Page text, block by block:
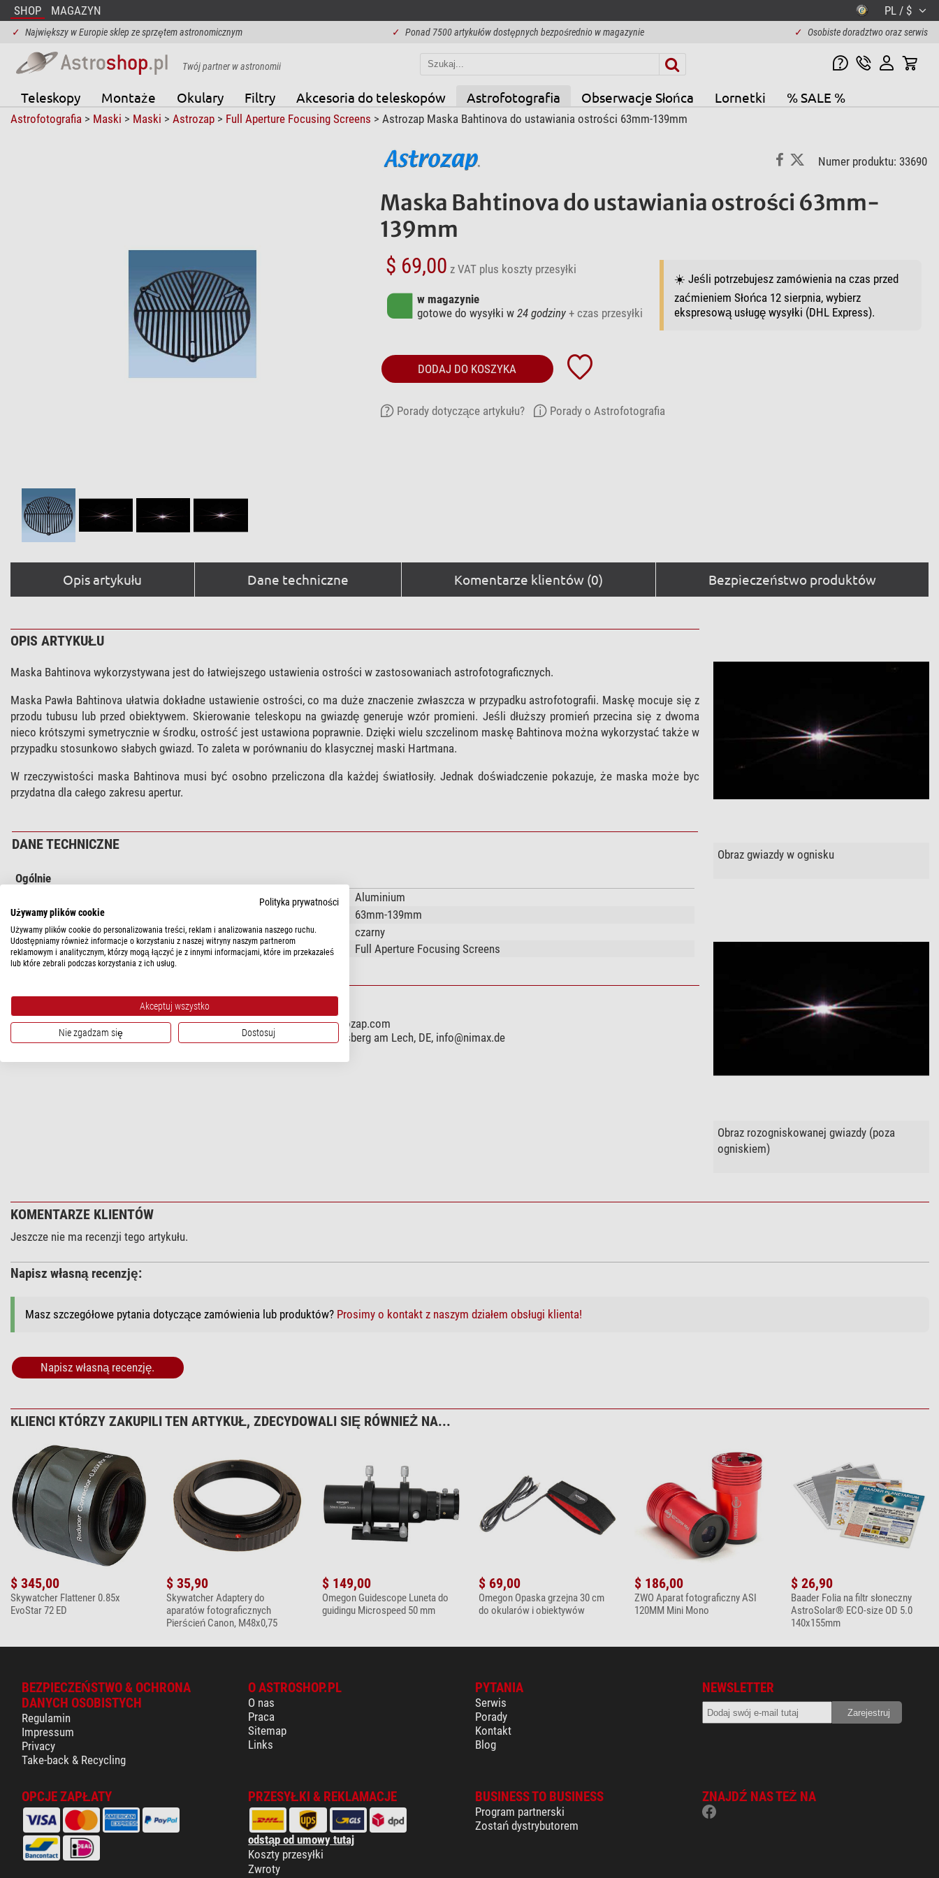
SHOP MAGAZYN PL / $
✓ Największy w Europie sklep ze sprzętem astronomicznym ✓ Ponad 7500 artykułów dostępnych bezpośrednio w magazynie ✓ Osobiste doradztwo oraz serwis
Twój partner w astronomii
Teleskopy Montaże Okulary Filtry Akcesoria do teleskopów Astrofotografia Obserwacje Słońca Lornetki % SALE %
Astrofotografia > Maski > Maski > Astrozap> Full Aperture Focusing Screens > Astrozap Maska Bahtinova do ustawiania ostrości 63mm-139mm
Numer produktu: 33690
Maska Bahtinova do ustawiania ostrości 63mm-
139mm
$ 69,00 z VAT plus koszty przesyłki
w magazynie
gotowe do wysyłki w 24 godziny + czas przesyłki
☀️ Jeśli potrzebujesz zamówienia na czas przed
zaćmieniem Słońca 12 sierpnia, wybierz
ekspresową usługę wysyłki (DHL Express).
DODAJ DO KOSZYKA
Porady dotyczące artykułu? Porady o Astrofotografia
Opis artykułu Dane techniczne Komentarze klientów (0) Bezpieczeństwo produktów
OPIS ARTYKUŁU
Maska Bahtinova wykorzystywana jest do łatwiejszego ustawienia ostrości w zastosowaniach astrofotograficznych.
Maska Pawła Bahtinova ułatwia dokładne ustawienie ostrości, co ma duże znaczenie zwłaszcza w przypadku astrofotografii. Maskę mocuje się z
przodu tubusu lub przed obiektywem. Skierowanie teleskopu na gwiazdę generuje wzór promieni. Jeśli dłuższy promień przecina się z dwoma
nieco krótszymi symetrycznie w środku, ostrość jest ustawiona poprawnie. Dzięki wielu szczelinom maskę Bahtinova można wykorzystać także w
przypadku stosunkowo słabych gwiazd. To zaleta w porównaniu do klasycznej maski Hartmana.
W rzeczywistości maska Bahtinova musi być osobno przeliczona dla każdej światłosiły. Jednak doświadczenie pokazuje, że maska może byc
przydatna dla całego zakresu apertur.
DANE TECHNICZNE
Ogólnie
Aluminium
Średnica (mm)
63mm-139mm
Kolor
czarny
Seria
Full Aperture Focusing Screens
BEZPIECZEŃSTWO PRODUKTÓW
Producent: Astrozap, P.O. Box 502, Ohio 44107 Lakewood, US, www.astrozap.com
Osoba odpowiedzialna:
NIMAX GmbH, Otto-Lilienthal-Str. 9, 86899 Landsberg am Lech, DE, info@nimax.de
Obraz gwiazdy w ognisku
Obraz rozogniskowanej gwiazdy (poza
ogniskiem)
KOMENTARZE KLIENTÓW
Jeszcze nie ma recenzji tego artykułu.
Napisz własną recenzję:
Masz szczegółowe pytania dotyczące zamówienia lub produktów? Prosimy o kontakt z naszym działem obsługi klienta!
Napisz własną recenzję.
KLIENCI KTÓRZY ZAKUPILI TEN ARTYKUŁ, ZDECYDOWALI SIĘ RÓWNIEŻ NA...
$ 345,00
Skywatcher Flattener 0.85x
EvoStar 72 ED
$ 35,90
Skywatcher Adaptery do
aparatów fotograficznych
Pierścień Canon, M48x0,75
$ 149,00
Omegon Guidescope Luneta do
guidingu Microspeed 50 mm
$ 69,00
Omegon Opaska grzejna 30 cm
do okularów i obiektywów
$ 186,00
ZWO Aparat fotograficzny ASI
120MM Mini Mono
$ 26,90
Baader Folia na filtr słoneczny
AstroSolar® ECO-size OD 5.0
140x155mm
BEZPIECZEŃSTWO & OCHRONA
DANYCH OSOBISTYCH
Regulamin
Impressum
Privacy
Take-back & Recycling
O ASTROSHOP.PL
O nas
Praca
Sitemap
Links
PYTANIA
Serwis
Porady
Kontakt
Blog
NEWSLETTER
OPCJE ZAPŁATY PRZESYŁKI & REKLAMACJE
odstąp od umowy tutaj
Koszty przesyłki
Zwroty
BUSINESS TO BUSINESS
Program partnerski
Zostań dystrybutorem
ZNAJDŹ NAS TEŻ NA
Polityka prywatności
Używamy plików cookie
Używamy plików cookie do personalizowania treści, reklam i analizowania naszego ruchu.
Udostępniamy również informacje o korzystaniu z naszej witryny naszym partnerom
reklamowym i analitycznym, którzy mogą łączyć je z innymi informacjami, które im przekazałeś
lub które zebrali podczas korzystania z ich usług.
Akceptuj wszystko
Nie zgadzam się Dostosuj